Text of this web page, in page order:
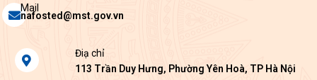
Envelope
Mail
nafosted@mst.gov.vn
Map-
marker-
Điạ chỉ
113 Trần Duy Hưng, Phường Yên Hoà, TP Hà Nội